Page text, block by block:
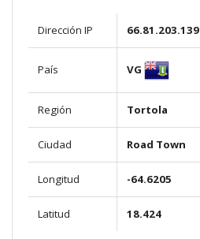
Dirección IP 66.81.203.139
País VG
Región Tortola
Ciudad Road Town
Longitud -64.6205
Latitud 18.424